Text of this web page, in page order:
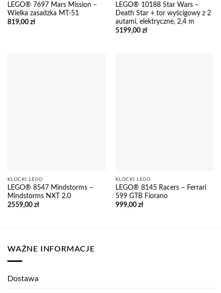
LEGO® 7697 Mars Mission –
Wielka zasadzka MT-51
819,00 zł
LEGO® 10188 Star Wars –
Death Star + tor wyścigowy z 2
autami, elektryczne, 2,4 m
5199,00 zł
KLOCKI LEGO
LEGO® 8547 Mindstorms –
Mindstorms NXT 2.0
2559,00 zł
KLOCKI LEGO
LEGO® 8145 Racers – Ferrari
599 GTB Fiorano
999,00 zł
WAŻNE INFORMACJE
Dostawa